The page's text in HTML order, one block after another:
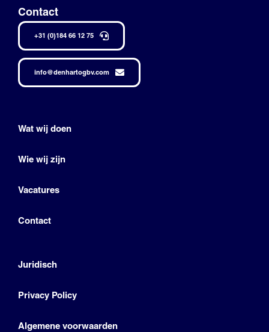
Contact
+31 (0)184 66 12 75
info@denhartogbv.com
Wat wij doen
Wie wij zijn
Vacatures
Contact
Juridisch
Privacy Policy
Algemene voorwaarden